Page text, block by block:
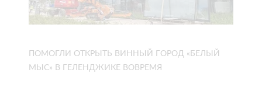
ПОМОГЛИ ОТКРЫТЬ ВИННЫЙ ГОРОД «БЕЛЫЙ
МЫС» В ГЕЛЕНДЖИКЕ ВОВРЕМЯ